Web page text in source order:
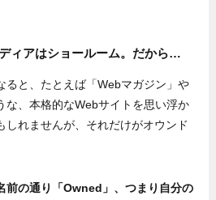
ィアはショールーム。だから…
ると、たとえば「Webマガジン」や
な、本格的なWebサイトを思い浮か
しれませんが、それだけがオウンド
前の通り「Owned」、つまり自分の